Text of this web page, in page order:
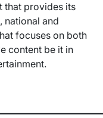
that provides its
national and
focuses on both
content be it in